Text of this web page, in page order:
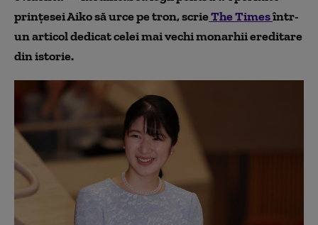
prințesei Aiko să urce pe tron, scrieThe Timesîntr-
un articol dedicat celei mai vechi monarhii ereditare
din istorie.